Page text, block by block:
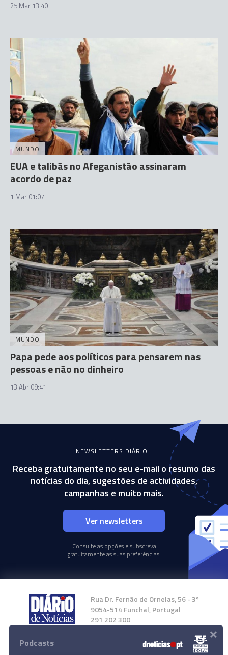
25 Mar 13:40
MUNDO
EUA e talibãs no Afeganistão assinaram
acordo de paz
1 Mar 01:07
MUNDO
Papa pede aos políticos para pensarem nas
pessoas e não no dinheiro
13 Abr 09:41
NEWSLETTERS DIÁRIO
Receba gratuitamente no seu e-mail o resumo das
notícias do dia, sugestões de actividades,
campanhas e muito mais.
Ver newsletters
Consulte as opções e subscreva
gratuitamente as suas preferências.
Rua Dr. Fernão de Ornelas, 56 - 3º
9054-514 Funchal, Portugal
291 202 300
Instale a nossa App
Podcasts ×